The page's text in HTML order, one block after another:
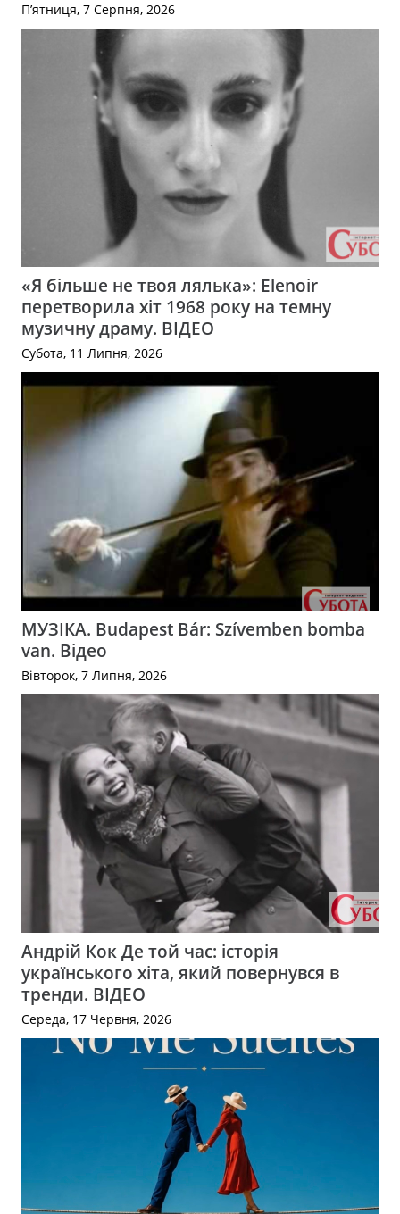
П’ятниця, 7 Серпня, 2026
«Я більше не твоя лялька»: Elenoir
перетворила хіт 1968 року на темну
музичну драму. ВІДЕО
Субота, 11 Липня, 2026
МУЗІКА. Budapest Bár: Szívemben bomba
van. Відео
Вівторок, 7 Липня, 2026
Андрій Кок Де той час: історія
українського хіта, який повернувся в
тренди. ВІДЕО
Середа, 17 Червня, 2026